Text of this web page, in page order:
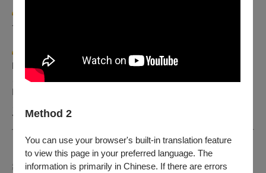
Method 2
You can use your browser's built-in translation feature
to view this page in your preferred language. The
information is primarily in Chinese. If there are errors
會員福利與申辦詳情
FB
粉絲專頁
Instagram
YouTube
【演職人員名單】
導演、編劇｜吳念真